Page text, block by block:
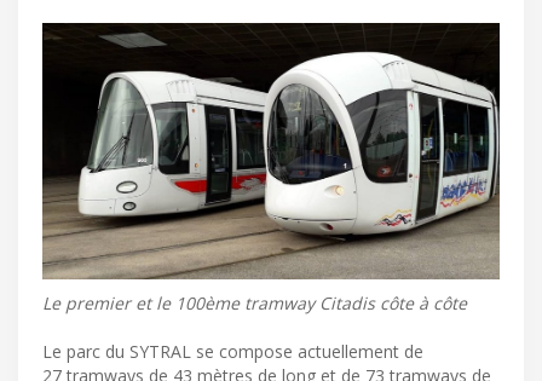
Le premier et le 100ème tramway Citadis côte à côte
Le parc du SYTRAL se compose actuellement de
27 tramways de 43 mètres de long et de 73 tramways de